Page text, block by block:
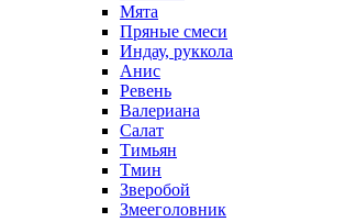
Мята
Пряные смеси
Индау, руккола
Анис
Ревень
Валериана
Салат
Тимьян
Тмин
Зверобой
Змееголовник